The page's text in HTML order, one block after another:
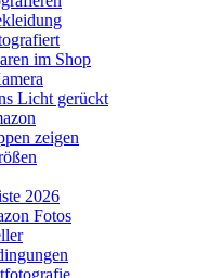
im Shop
Licht gerückt
zeigen
2026
Fotos